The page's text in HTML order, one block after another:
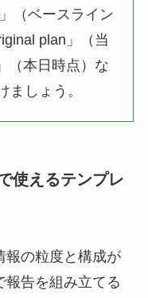
（ベースライン
plan」（当
（本日時点）な
ましょう。
使えるテンプレ
報の粒度と構成が
報告を組み立てる